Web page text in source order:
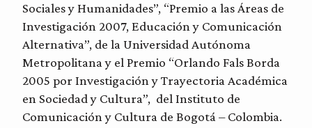
Sociales y Humanidades”, “Premio a las Áreas de
Investigación 2007, Educación y Comunicación
Alternativa”, de la Universidad Autónoma
Metropolitana y el Premio “Orlando Fals Borda
2005 por Investigación y Trayectoria Académica
en Sociedad y Cultura”, del Instituto de
Comunicación y Cultura de Bogotá – Colombia.